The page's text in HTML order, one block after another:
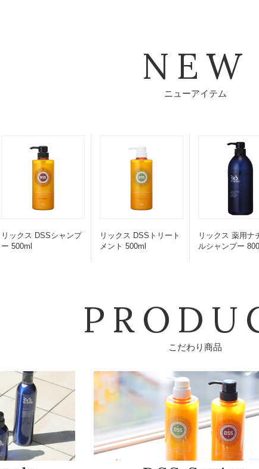
NEW
ニューアイテム
リックス DSSシャンプ
ー 500ml
リックス DSSトリート
メント 500ml
リックス 薬用ナ
ルシャンプー
こだわり商品